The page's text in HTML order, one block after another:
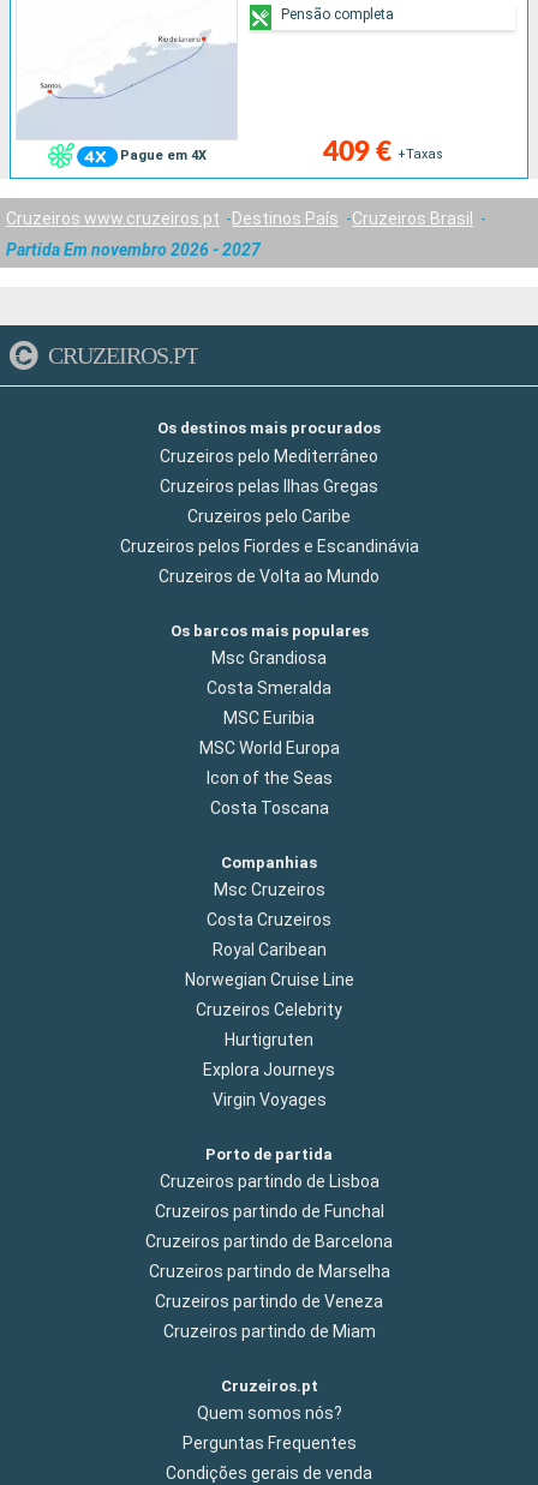
Pague em 4X 409 € +Taxas
Pensão completa
Cruzeiros www.cruzeiros.pt Destinos País
Cruzeiros Brasil
Partida Em novembro 2026 - 2027
CRUZEIROS.PT
Os destinos mais procurados
Cruzeiros pelo Mediterrâneo
Cruzeiros pelas Ilhas Gregas
Cruzeiros pelo Caribe
Cruzeiros pelos Fiordes e Escandinávia
Cruzeiros de Volta ao Mundo
Os barcos mais populares
Msc Grandiosa
Costa Smeralda
MSC Euribia
MSC World Europa
Icon of the Seas
Costa Toscana
Companhias
Msc Cruzeiros
Costa Cruzeiros
Royal Caribean
Norwegian Cruise Line
Cruzeiros Celebrity
Hurtigruten
Explora Journeys
Virgin Voyages
Porto de partida
Cruzeiros partindo de Lisboa
Cruzeiros partindo de Funchal
Cruzeiros partindo de Barcelona
Cruzeiros partindo de Marselha
Cruzeiros partindo de Veneza
Cruzeiros partindo de Miam
Cruzeiros.pt
Quem somos nós?
Perguntas Frequentes
Condições gerais de venda